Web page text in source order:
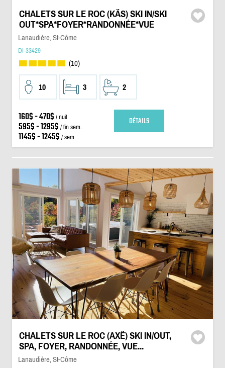
CHALETS SUR LE ROC (KÄS) SKI IN/SKI
OUT*SPA*FOYER*RANDONNÉE*VUE
Lanaudière, St-Côme
DI-33429
(10)
10 3 2
160$ - 470$ / nuit
595$ - 1295$ / fin sem.
1145$ - 1245$ / sem.
DÉTAILS
CHALETS SUR LE ROC (AXË) SKI IN/OUT,
SPA, FOYER, RANDONNÉE, VUE...
Lanaudière, St-Côme